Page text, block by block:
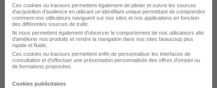
Chef de Service Paie et SIRH H/F
Paris Habitat
Paris 5e - 75 CDI
Voir l’offre
Ces cookies ou traceurs permettent également de piloter et suivre les sources
d'acquisition d'audience en utilisant un identifiant unique permettant de comprendre
comment nos utilisateurs naviguent sur nos sites et nos applications en fonction
des différentes sources de trafic.
Ils nous permettent également d’observer le comportement de nos utilisateurs afin
d'améliorer nos produits et rendre la navigation dans nos sites beaucoup plus
rapide et fluide.
Ces cookies ou traceurs permettent enfin de personnaliser les interfaces de
consultation et d'effectuer une présentation personnalisée des offres d'emploi ou
de formations proposées.
Cookies publicitaires